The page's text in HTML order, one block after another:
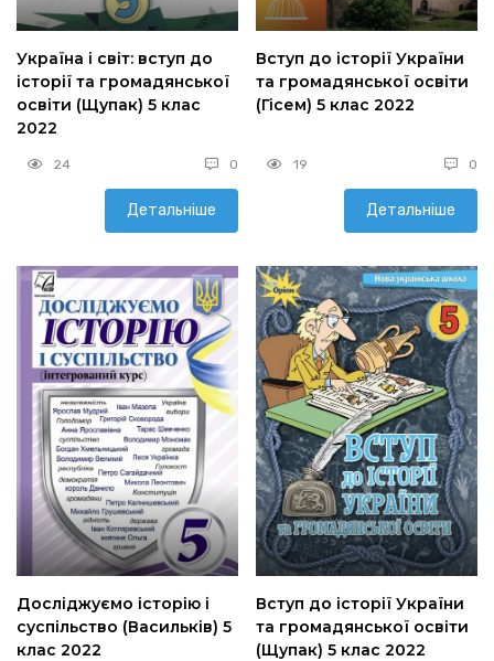
Україна і світ: вступ до
історії та громадянської
освіти (Щупак) 5 клас
2022
24 0
Детальніше
Вступ до історії України
та громадянської освіти
(Гісем) 5 клас 2022
19 0
Детальніше
Досліджуємо історію і
суспільство (Васильків) 5
клас 2022
Вступ до історії України
та громадянської освіти
(Щупак) 5 клас 2022